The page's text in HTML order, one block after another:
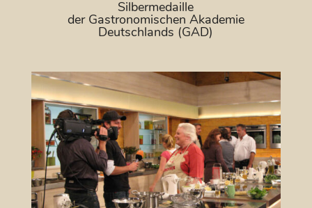
Silbermedaille
der Gastronomischen Akademie
Deutschlands (GAD)